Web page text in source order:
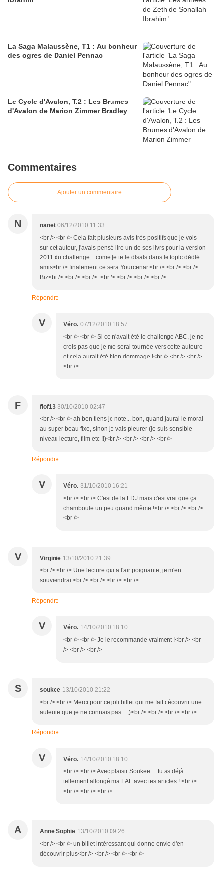
La Saga Malaussène, T1 : Au bonheur
des ogres de Daniel Pennac
Le Cycle d'Avalon, T.2 : Les Brumes
d'Avalon de Marion Zimmer Bradley
Commentaires
Ajouter un commentaire
N nanet 06/12/2010 11:33
<br /> <br /> Cela fait plusieurs avis très positifs que je vois
sur cet auteur, j'avais pensé lire un de ses livrs pour la version
2011 du challenge... come je te le disais dans le topic dédié.
amis<br /> finalement ce sera Yourcenar.<br /> <br /> <br />
Biz<br /> <br /> <br /> <br /> <br /> <br /> <br />
Répondre
V Véro. 07/12/2010 18:57
<br /> <br /> Si ce n'avait été le challenge ABC, je ne
crois pas que je me serai tournée vers cette auteure
et cela aurait été bien dommage !<br /> <br /> <br />
<br />
F flof13 30/10/2010 02:47
<br /> <br /> ah ben tiens je note... bon, quand jaurai le moral
au super beau fixe, sinon je vais pleurer (je suis sensible
niveau lecture, film etc !!)<br /> <br /> <br /> <br />
Répondre
V Véro. 31/10/2010 16:21
<br /> <br /> C'est de la LDJ mais c'est vrai que ça
chamboule un peu quand même !<br /> <br /> <br />
<br />
V Virginie 13/10/2010 21:39
<br /> <br /> Une lecture qui a l'air poignante, je m'en
souviendrai.<br /> <br /> <br /> <br />
Répondre
V Véro. 14/10/2010 18:10
<br /> <br /> Je le recommande vraiment !<br /> <br
/> <br /> <br />
S soukee 13/10/2010 21:22
<br /> <br /> Merci pour ce joli billet qui me fait découvrir une
auteure que je ne connais pas... ;)<br /> <br /> <br /> <br />
Répondre
V Véro. 14/10/2010 18:10
<br /> <br /> Avec plaisir Soukee ... tu as déjà
tellement allongé ma LAL avec tes articles ! <br />
<br /> <br /> <br />
A Anne Sophie 13/10/2010 09:26
<br /> <br /> un billet intéressant qui donne envie d'en
découvrir plus<br /> <br /> <br /> <br />